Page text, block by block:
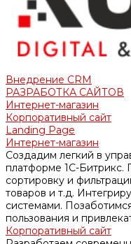
Внедрение CRM
РАЗРАБОТКА САЙТОВ
Интернет-магазин
Корпоративный сайт
Landing Page
Интернет-магазин
Создадим легкий в
платформе 1С-Битрикс.
сортировку и
товаров и т.д.
системами.
пользования и
Корпоративный сайт